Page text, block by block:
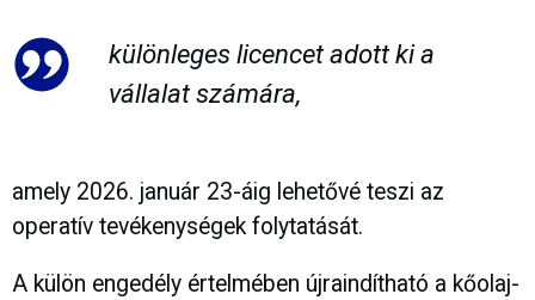
különleges licencet adott ki a
vállalat számára,
amely 2026. január 23-áig lehetővé teszi az
operatív tevékenységek folytatását.
A külön engedély értelmében újraindítható a kőolaj-